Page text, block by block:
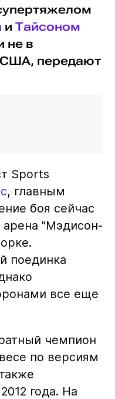
и Тайсоном
не в
США, передают
Sports
, главным
боя сейчас
арена "Мэдисон-
поединка
все еще
чемпион
по версиям
года. На